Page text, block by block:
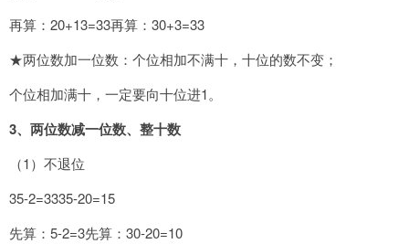
再算：20+13=33再算：30+3=33
★两位数加一位数：个位相加不满十，十位的数不变；
个位相加满十，一定要向十位进1。
3、两位数减一位数、整十数
（1）不退位
35-2=3335-20=15
先算：5-2=3先算：30-20=10